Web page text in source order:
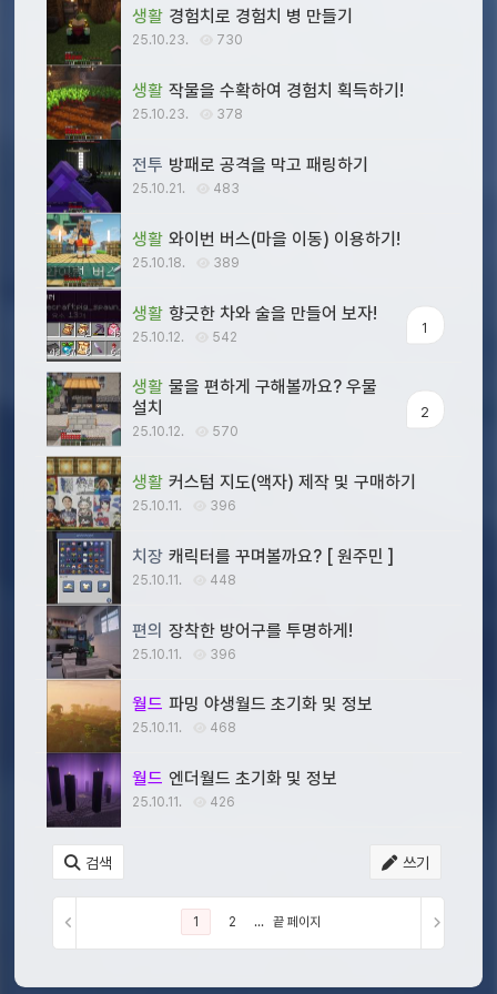
생활 경험치로 경험치 병 만들기
25.10.23. 730
생활 작물을 수확하여 경험치 획득하기!
25.10.23. 378
전투 방패로 공격을 막고 패링하기
25.10.21. 483
생활 와이번 버스(마을 이동) 이용하기!
25.10.18. 389
생활 향긋한 차와 술을 만들어 보자!
25.10.12. 542
1
생활 물을 편하게 구해볼까요? 우물
설치
25.10.12. 570
2
생활 커스텀 지도(액자) 제작 및 구매하기
25.10.11. 396
치장 캐릭터를 꾸며볼까요? [ 원주민 ]
25.10.11. 448
편의 장착한 방어구를 투명하게!
25.10.11. 396
월드 파밍 야생월드 초기화 및 정보
25.10.11. 468
월드 엔더월드 초기화 및 정보
25.10.11. 426
검색 쓰기
1 2 ... 끝 페이지